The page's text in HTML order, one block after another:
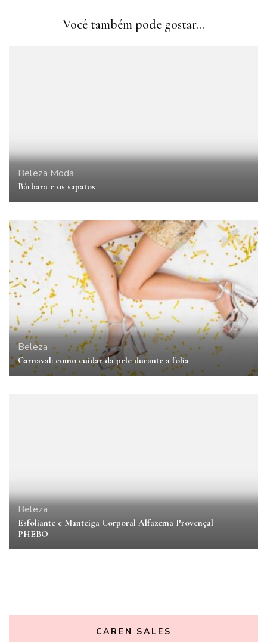
Você também pode gostar...
Beleza Moda
Bárbara e os sapatos
Beleza
Carnaval: como cuidar da pele durante a folia
Beleza
Esfoliante e Manteiga Corporal Alfazema Provençal –
PHEBO
CAREN SALES